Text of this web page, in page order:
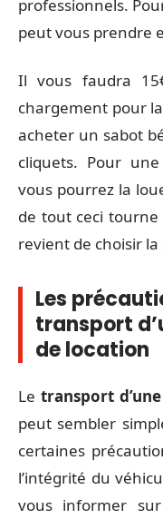
professionnels.
peut vous prendre
Il vous faudra
chargement pour
acheter un sabot
cliquets. Pour
vous pourrez la
de tout ceci
revient de choisir
Les
transport
de location
Le transport
peut sembler
certaines
l’intégrité du
vous informer